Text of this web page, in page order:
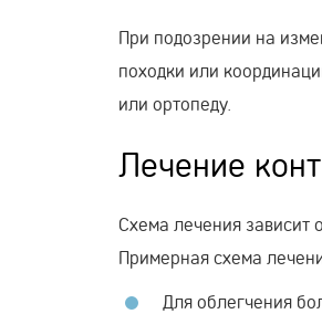
При подозрении на
походки или
или ортопеду.
Лечение
Схема лечения зависит
Примерная схема
Для облегчения